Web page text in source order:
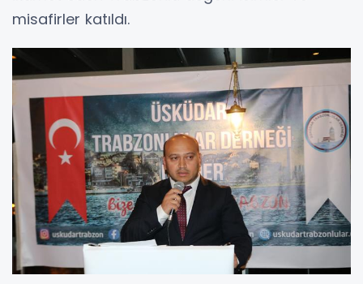
misafirler katıldı.